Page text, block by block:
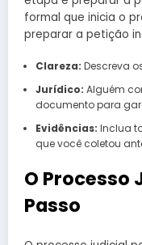
formal que inicia o
preparar a petição
Clareza: Descreva
Jurídico: Alguém
documento para
Evidências: Inclua
que você coletou
O Processo
Passo